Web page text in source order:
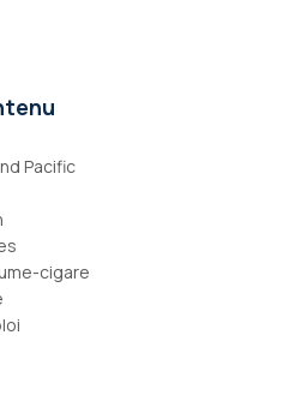
Pacific
cigare